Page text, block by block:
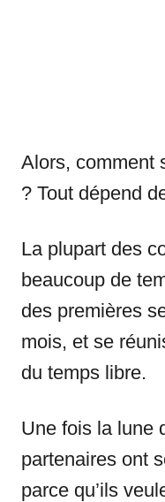
Alors, comment
? Tout dépend
La plupart des
beaucoup de
des premières
mois, et se
du temps libre.
Une fois la lune
partenaires ont
parce qu’ils